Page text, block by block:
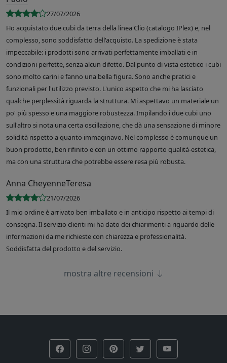
27/07/2026
Ho acquistato due cubi da terra della linea Clio (catalogo IPlex) e, nel
complesso, sono soddisfatto dell'acquisto. La spedizione è stata
impeccabile: i prodotti sono arrivati perfettamente imballati e in
condizioni perfette, senza alcun difetto. Dal punto di vista estetico i cubi
sono molto carini e fanno una bella figura. Sono anche pratici e
funzionali per l'utilizzo previsto. L'unico aspetto che mi ha lasciato
qualche perplessità riguarda la struttura. Mi aspettavo un materiale un
po' più spesso e una maggiore robustezza. Impilando i due cubi uno
sull'altro si nota una certa oscillazione, che dà una sensazione di minore
solidità rispetto a quanto immaginavo. Nel complesso è comunque un
buon prodotto, ben rifinito e con un ottimo rapporto qualità-estetica,
ma con una struttura che potrebbe essere resa più robusta.
Anna CheyenneTeresa
21/07/2026
Il mio ordine è arrivato ben imballato e in anticipo rispetto ai tempi di
consegna. Il servizio clienti mi ha dato dei chiarimenti a riguardo delle
informazioni da me richieste con chiarezza e professionalità.
Soddisfatta del prodotto e del servizio.
mostra altre recensioni